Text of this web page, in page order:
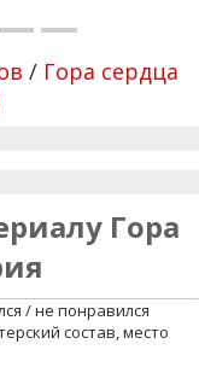
/ Гора сердца
Гора
/ не понравился
состав, место